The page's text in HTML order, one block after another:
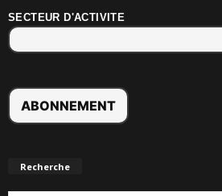
SECTEUR D'ACTIVITE
Recherche